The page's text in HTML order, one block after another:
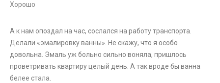
Хорошо
А к нам опоздал на час, сослался на работу транспорта.
Делали «эмалировку ванны». Не скажу, что я особо
довольна. Эмаль уж больно сильно воняла, пришлось
проветривать квартиру целый день. А так вроде бы ванна
белее стала.